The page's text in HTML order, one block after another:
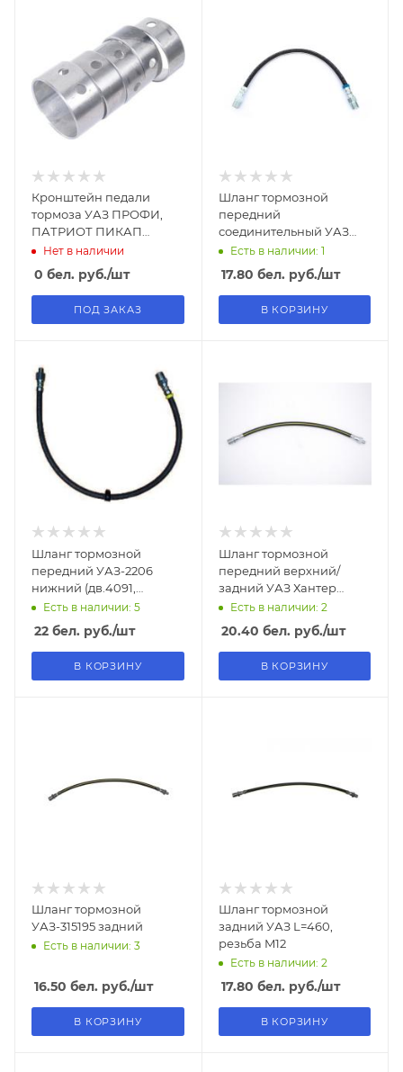
Кронштейн педали
тормоза УАЗ ПРОФИ,
ПАТРИОТ ПИКАП
РЕСТАЙЛИНГ-2019
Нет в наличии
0 бел. руб./шт
ПОД ЗАКАЗ
Шланг тормозной
передний
соединительный УАЗ
Патриот
Есть в наличии: 1
17.80 бел. руб./шт
В КОРЗИНУ
Шланг тормозной
передний УАЗ-2206
нижний (дв.4091,
Евро-4)
Есть в наличии: 5
22 бел. руб./шт
В КОРЗИНУ
Шланг тормозной
передний верхний/
задний УАЗ Хантер
L=420
Есть в наличии: 2
20.40 бел. руб./шт
В КОРЗИНУ
Шланг тормозной
УАЗ-315195 задний
Есть в наличии: 3
16.50 бел. руб./шт
В КОРЗИНУ
Шланг тормозной
задний УАЗ L=460,
резьба M12
Есть в наличии: 2
17.80 бел. руб./шт
В КОРЗИНУ